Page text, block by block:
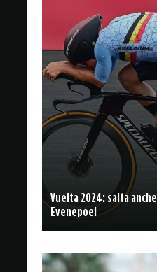
Vuelta 2024: salta anche
Evenepoel